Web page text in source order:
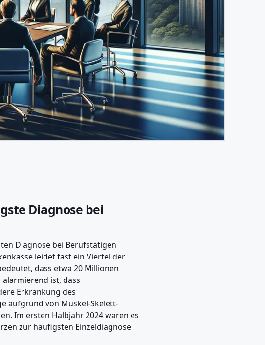
Diagnose bei
Diagnose bei Berufstätigen
leidet fast ein Viertel der
dass etwa 20 Millionen
ist, dass
Erkrankung des
aufgrund von Muskel-Skelett-
Im ersten Halbjahr 2024 waren es
zur häufigsten Einzeldiagnose